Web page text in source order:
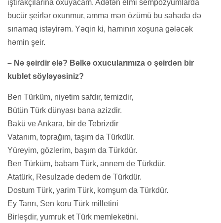
iştirakçılarına oxuyacam. Adətən elmi sempozyumlarda
bucür şeirlər oxunmur, amma mən özümü bu sahədə də
sınamaq istəyirəm. Yəqin ki, hamının xoşuna gələcək
həmin şeir.
– Nə şeirdir elə? Bəlkə oxucularımıza o şeirdən bir
kublet söyləyəsiniz?
Ben Türküm, niyetim safdır, temizdir,
Bütün Türk dünyası bana azizdir.
Bakü ve Ankara, bir de Tebrizdir
Vatanım, toprağım, taşım da Türkdür.
Yüreyim, gözlerim, başım da Türkdür.
Ben Türküm, babam Türk, annem de Türkdür,
Atatürk, Resulzade dedem de Türkdür.
Dostum Türk, yarim Türk, komşum da Türkdür.
Ey Tanrı, Sen koru Türk milletini
Birleşdir, yumruk et Türk memleketini.